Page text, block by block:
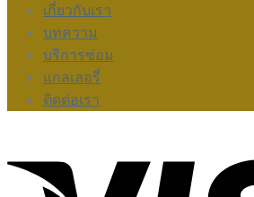
เกี่ยวกับเรา
บทความ
บริการซ่อม
แกลเลอรี่
ติดต่อเรา